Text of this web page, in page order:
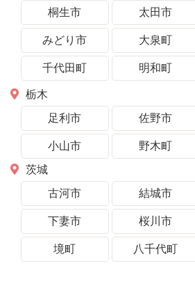
桐生市
太田市
みどり市 大泉町
千代田町 明和町
栃木
足利市
佐野市
小山市
野木町
茨城
古河市
結城市
下妻市 桜川市
境町 八千代町